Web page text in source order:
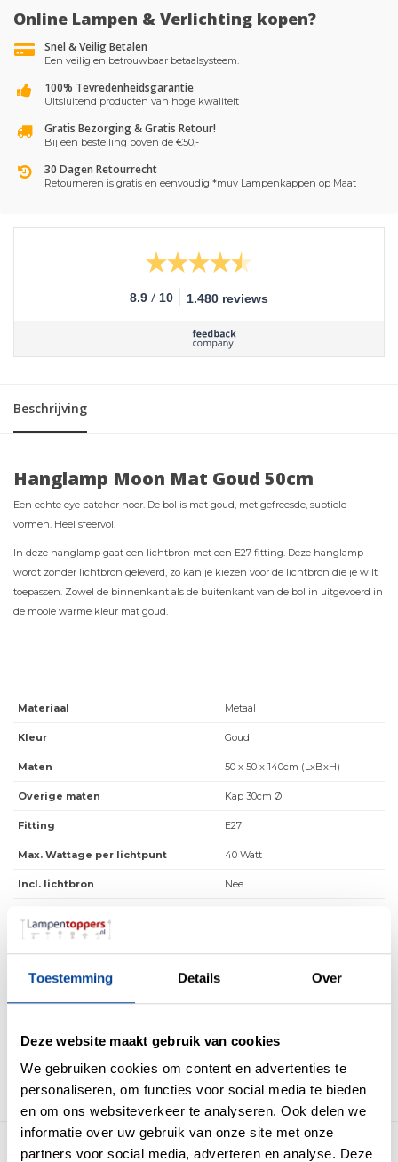
Toestemming Details Over
Deze website maakt gebruik van cookies
We gebruiken cookies om content en advertenties te
personaliseren, om functies voor social media te bieden
en om ons websiteverkeer te analyseren. Ook delen we
informatie over uw gebruik van onze site met onze
partners voor social media, adverteren en analyse. Deze
Online Lampen & Verlichting kopen?
Snel & Veilig Betalen
Een veilig en betrouwbaar betaalsysteem.
100% Tevredenheidsgarantie
UItsluitend producten van hoge kwaliteit
Gratis Bezorging & Gratis Retour!
Bij een bestelling boven de €50,-
30 Dagen Retourrecht
Retourneren is gratis en eenvoudig *muv Lampenkappen op Maat
8.9 / 10 1.480 reviews
Beschrijving
Hanglamp Moon Mat Goud 50cm
Een echte eye-catcher hoor. De bol is mat goud, met gefreesde, subtiele
vormen. Heel sfeervol.
In deze hanglamp gaat een lichtbron met een E27-fitting. Deze hanglamp
wordt zonder lichtbron geleverd, zo kan je kiezen voor de lichtbron die je wilt
toepassen. Zowel de binnenkant als de buitenkant van de bol in uitgevoerd in
de mooie warme kleur mat goud.
Materiaal Metaal
Kleur Goud
Maten 50 x 50 x 140cm (LxBxH)
Overige maten Kap 30cm Ø
Fitting E27
Max. Wattage per lichtpunt 40 Watt
Incl. lichtbron Nee
Lichtkleur
Lichtsterkte
IP waarde Geen IP waarde
Incl. dimmer Nee